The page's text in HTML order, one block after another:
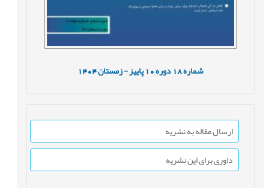
شماره18 دوره10 پاییز - زمستان1404
ارسال مقاله به نشریه
داوری برای این نشریه